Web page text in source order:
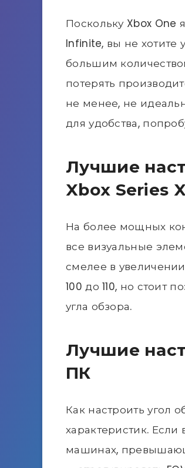
Поскольку Xbox
Infinite, вы не хотите
большим
потерять
не менее, не
для удобства,
Лучшие
Xbox Series
На более мощных
все визуальные
смелее в
100 до 110, но стоит
угла обзора.
Лучшие
ПК
Как настроить угол
характеристик.
машинах,